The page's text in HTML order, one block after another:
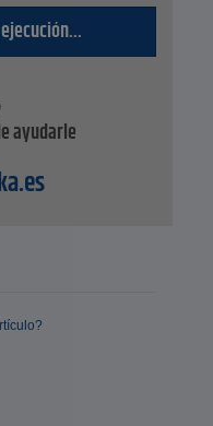
ayudarle